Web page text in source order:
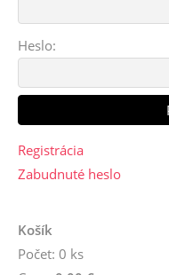
Heslo:
Registrácia
Zabudnuté heslo
Košík
Počet: 0 ks